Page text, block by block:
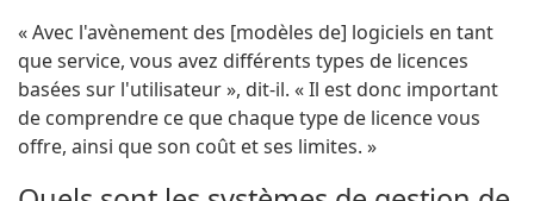
« Avec l'avènement des [modèles de] logiciels en tant
que service, vous avez différents types de licences
basées sur l'utilisateur », dit-il. « Il est donc important
de comprendre ce que chaque type de licence vous
offre, ainsi que son coût et ses limites. »